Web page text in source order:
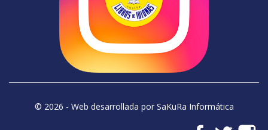
© 2026 - Web desarrollada por SaKuRa Informática